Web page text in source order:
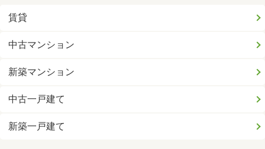
賃貸
中古マンション
新築マンション
中古一戸建て
新築一戸建て